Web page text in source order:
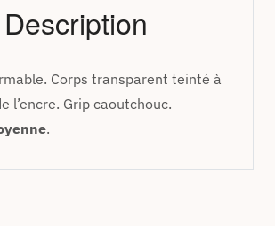
Description
Corps transparent teinté à
l’encre. Grip caoutchouc.
.